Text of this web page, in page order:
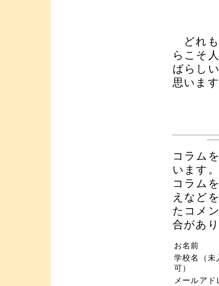
どれも
らこそ
ばらし
思いま
コラム
います。
コラム
えなど
たコメ
合があ
お名前
学校名（未
可）
メールアド